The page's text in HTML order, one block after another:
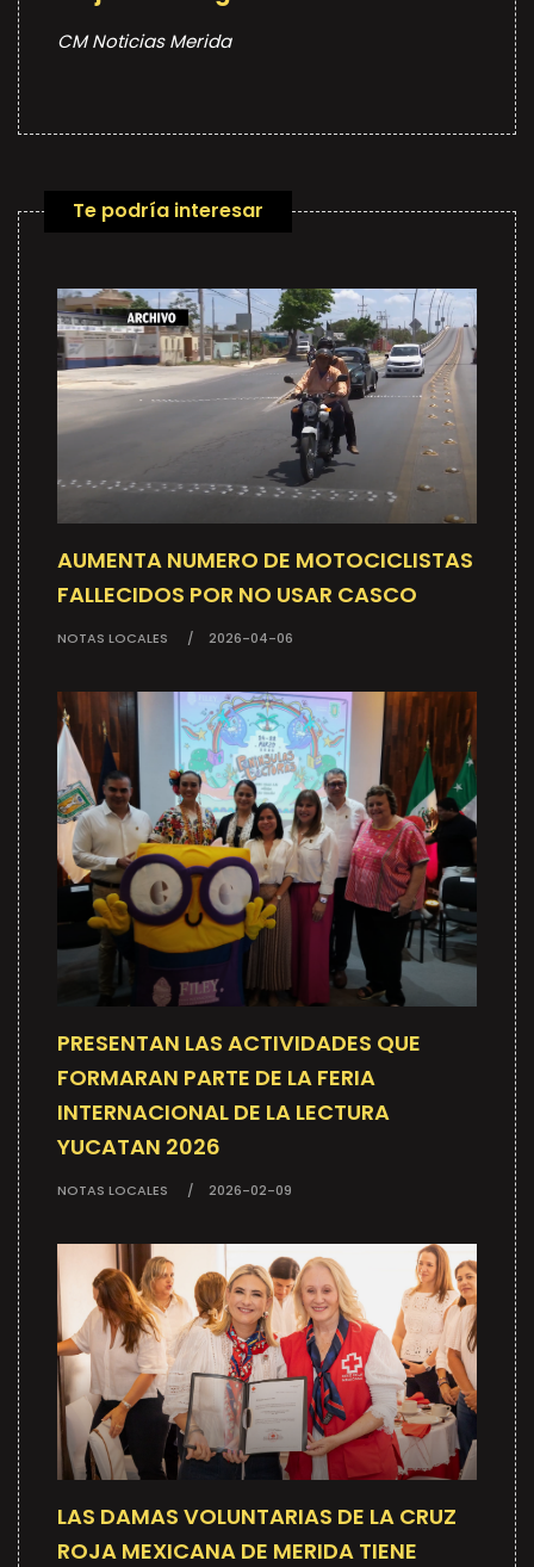
CM Noticias Merida
Te podría interesar
AUMENTA NUMERO DE MOTOCICLISTAS
FALLECIDOS POR NO USAR CASCO
NOTAS LOCALES 2026-04-06
PRESENTAN LAS ACTIVIDADES QUE
FORMARAN PARTE DE LA FERIA
INTERNACIONAL DE LA LECTURA
YUCATAN 2026
NOTAS LOCALES 2026-02-09
LAS DAMAS VOLUNTARIAS DE LA CRUZ
ROJA MEXICANA DE MERIDA TIENE